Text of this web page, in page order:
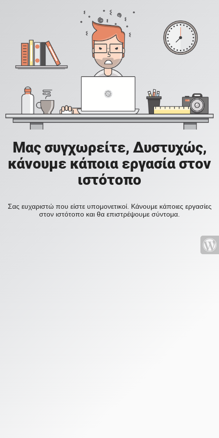
Μας συγχωρείτε, Δυστυχώς,
κάνουμε κάποια εργασία στον
ιστότοπο
Σας ευχαριστώ που είστε υπομονετικοί. Κάνουμε κάποιες εργασίες
στον ιστότοπο και θα επιστρέψουμε σύντομα.